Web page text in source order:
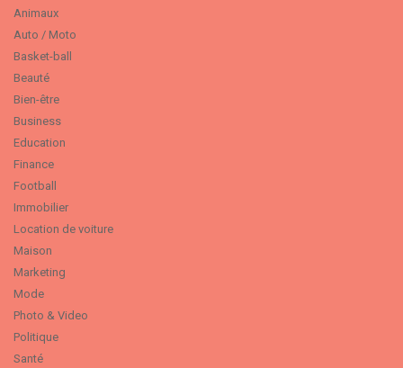
Animaux
Auto / Moto
Basket-ball
Beauté
Bien-être
Business
Education
Finance
Football
Immobilier
Location de voiture
Maison
Marketing
Mode
Photo & Video
Politique
Santé